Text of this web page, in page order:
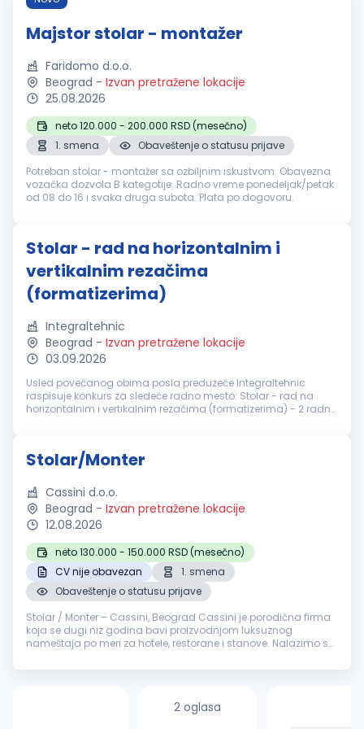
Majstor stolar - montažer
Faridomo d.o.o.
Beograd - Izvan pretražene lokacije
25.08.2026
neto 120.000 - 200.000 RSD (mesečno)
1. smena
Obaveštenje o statusu prijave
Potreban stolar - montažer sa ozbiljnim iskustvom. Obavezna
vozačka dozvola B kategotije. Radno vreme ponedeljak/petak
od 08 do 16 i svaka druga subota. Plata po dogovoru.
Stolar - rad na horizontalnim i
vertikalnim rezačima
(formatizerima)
Integraltehnic
Beograd - Izvan pretražene lokacije
03.09.2026
Usled povećanog obima posla preduzeće Integraltehnic
raspisuje konkurs za sledeće radno mesto: Stolar - rad na
horizontalnim i vertikalnim rezačima (formatizerima) - 2 radna
Stolar/Monter
Cassini d.o.o.
Beograd - Izvan pretražene lokacije
12.08.2026
neto 130.000 - 150.000 RSD (mesečno)
CV nije obavezan
1. smena
Obaveštenje o statusu prijave
Stolar / Monter – Cassini, Beograd Cassini je porodična firma
koja se dugi niz godina bavi proizvodnjom luksuznog
nameštaja po meri za hotele, restorane i stanove. Nalazimo se
opremljenom proizvodno...
2 oglasa